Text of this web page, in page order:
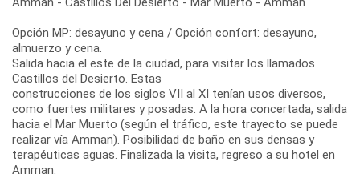
Opción MP: desayuno y cena / Opción confort: desayuno,
almuerzo y cena.
Salida hacia el este de la ciudad, para visitar los llamados
Castillos del Desierto. Estas
construcciones de los siglos VII al XI tenían usos diversos,
como fuertes militares y posadas. A la hora concertada, salida
hacia el Mar Muerto (según el tráfico, este trayecto se puede
realizar vía Amman). Posibilidad de baño en sus densas y
terapéuticas aguas. Finalizada la visita, regreso a su hotel en
Amman.